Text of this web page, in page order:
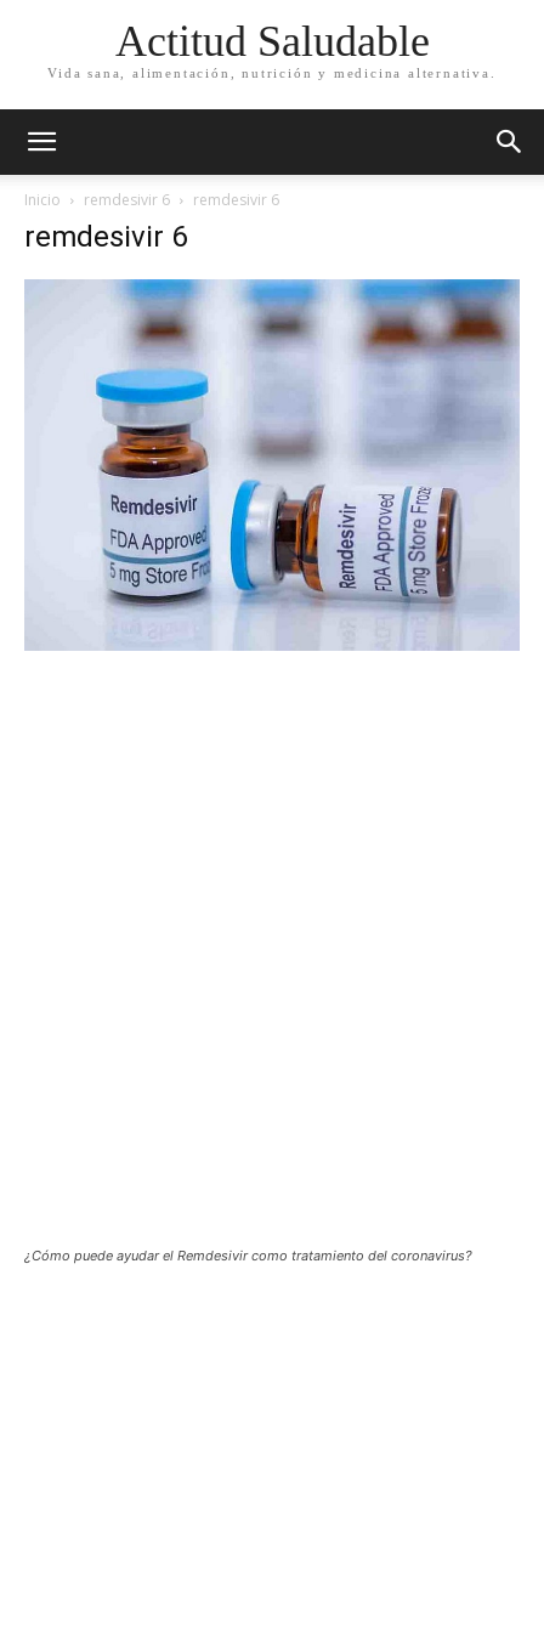
Actitud Saludable
Vida sana, alimentación, nutrición y medicina alternativa.
Inicio remdesivir 6 remdesivir 6
remdesivir 6
¿Cómo puede ayudar el Remdesivir como tratamiento del coronavirus?